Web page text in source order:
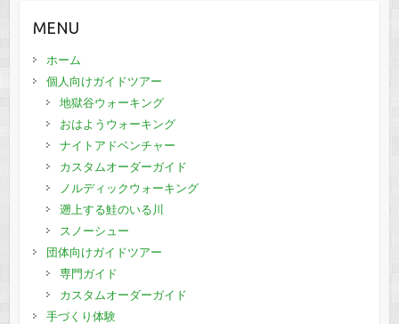
MENU
ホーム
個人向けガイドツアー
地獄谷ウォーキング
おはようウォーキング
ナイトアドベンチャー
カスタムオーダーガイド
ノルディックウォーキング
遡上する鮭のいる川
スノーシュー
団体向けガイドツアー
専門ガイド
カスタムオーダーガイド
手づくり体験